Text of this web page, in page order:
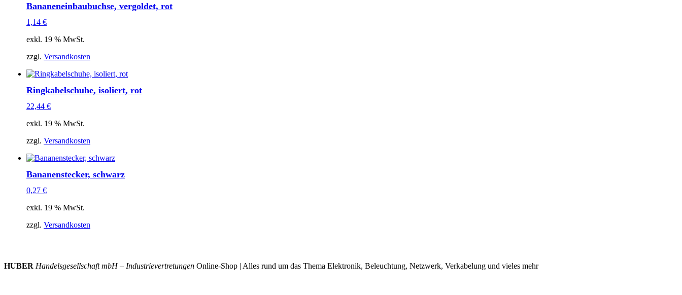
Bananeneinbaubuchse, vergoldet, rot
1,14 €
exkl. 19 % MwSt.
zzgl. Versandkosten
Ringkabelschuhe, isoliert, rot
22,44 €
exkl. 19 % MwSt.
zzgl. Versandkosten
Bananenstecker, schwarz
0,27 €
exkl. 19 % MwSt.
zzgl. Versandkosten
HUBER Handelsgesellschaft mbH – Industrievertretungen Online-Shop | Alles rund um das Thema Elektronik, Beleuchtung, Netzwerk, Verkabelung und vieles mehr